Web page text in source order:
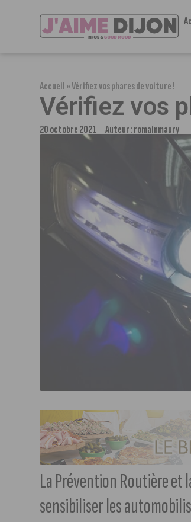
Accueil»Vérifiez vos phares de voiture !
Vérifiez vos
20 octobre 2021 Auteur :romainmaury
La Prévention Routière et
sensibiliser les